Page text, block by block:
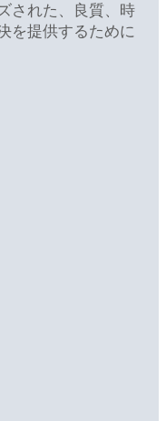
された、良質、時
を提供するために